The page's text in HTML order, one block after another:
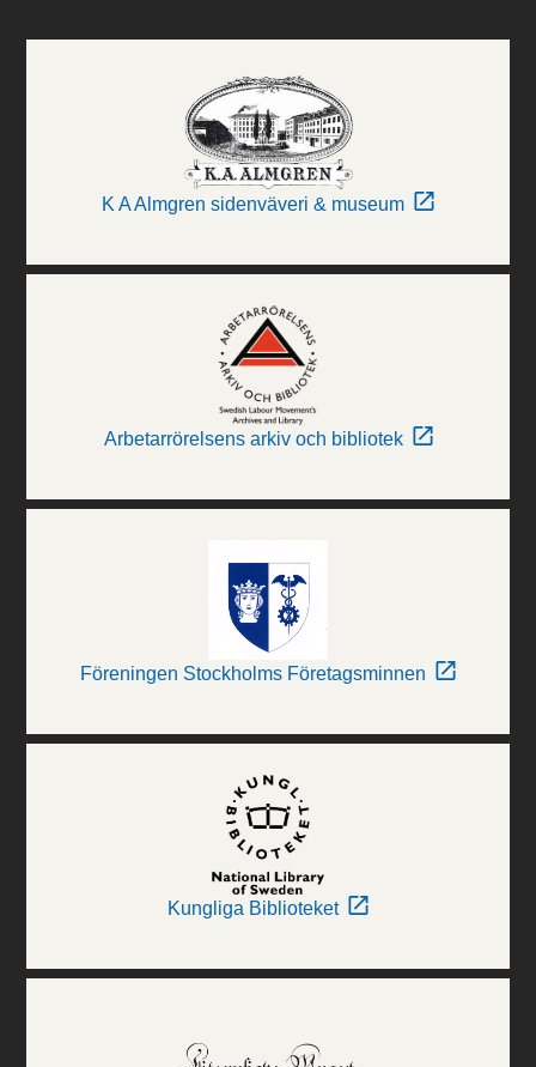
K A Almgren sidenväveri & museum
Arbetarrörelsens arkiv och bibliotek
Föreningen Stockholms Företagsminnen
Kungliga Biblioteket